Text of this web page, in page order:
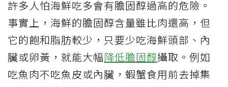
許多人怕海鮮吃多會有膽固醇過高的危險。
事實上，海鮮的膽固醇含量雖比肉還高，但
它的飽和脂肪較少，只要少吃海鮮頭部、內
臟或卵黃，就能大幅降低膽固醇攝取。例如
吃魚肉不吃魚皮或內臟，蝦蟹食用前去掉集